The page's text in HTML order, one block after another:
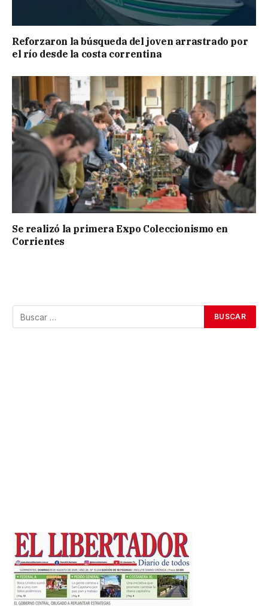
Reforzaron la búsqueda del joven arrastrado por
el río desde la costa correntina
Se realizó la primera Expo Coleccionismo en
Corrientes